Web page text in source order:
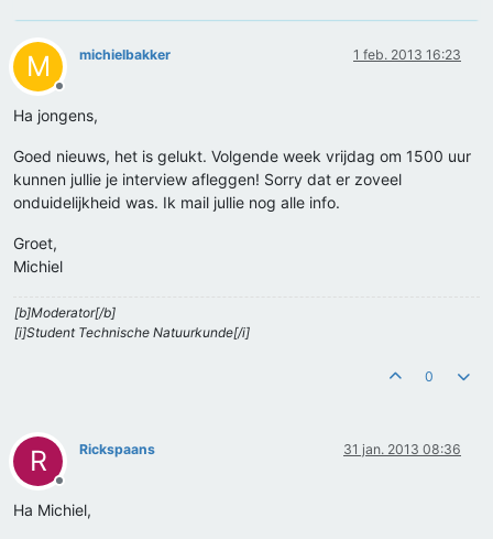
M
Offline
michielbakker 1 feb. 2013 16:23
Ha jongens,
Goed nieuws, het is gelukt. Volgende week vrijdag om 1500 uur
kunnen jullie je interview afleggen! Sorry dat er zoveel
onduidelijkheid was. Ik mail jullie nog alle info.
Groet,
Michiel
[b]Moderator[/b]
[i]Student Technische Natuurkunde[/i]
0
R
Offline
Rickspaans 31 jan. 2013 08:36
Ha Michiel,